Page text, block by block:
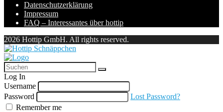
Datenschutzerklärung
Impressum
FAQ – Interessantes über hottip
2026 Hottip GmbH. All rights reserved.
Log In
Username
Password
Lost Password?
Remember me